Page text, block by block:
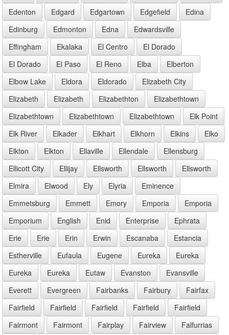
Edenton
Edgard Edgartown Edgefield
Edina
Edinburg
Edmonton Edna
Edwardsville
Effingham
Ekalaka El Centro
El Dorado
El Dorado
El Paso El Reno Elba
Elberton
Elbow Lake
Eldora Eldorado
Elizabeth City
Elizabeth
Elizabeth Elizabethton
Elizabethtown
Elizabethtown
Elizabethtown Elizabethtown
Elk Point
Elk River
Elkader Elkhart Elkhorn Elkins
Elko
Elkton
Elkton Ellaville Ellendale
Ellensburg
Ellicott City
Ellijay Ellsworth Ellsworth
Ellsworth
Elmira
Elwood Ely Elyria
Eminence
Emmetsburg
Emmett Emory Emporia
Emporia
Emporium
English Enid Enterprise
Ephrata
Erie
Erie Erin Erwin Escanaba
Estancia
Estherville
Eufaula Eugene Eureka
Eureka
Eureka
Eureka Eutaw Evanston
Evansville
Everett
Evergreen Fairbanks Fairbury
Fairfax
Fairfield
Fairfield Fairfield Fairfield
Fairfield
Fairmont
Fairmont Fairplay Fairview Falfurrias